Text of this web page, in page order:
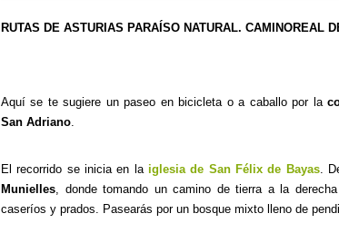
RUTAS DE ASTURIAS PARAÍSO NATURAL. CAMINOREAL
Aquí se te sugiere un paseo en bicicleta o a caballo por la
San Adriano.
El recorrido se inicia en la iglesia de San Félix de Bayas.
Munielles, donde tomando un camino de tierra a la
caseríos y prados. Pasearás por un bosque mixto lleno de